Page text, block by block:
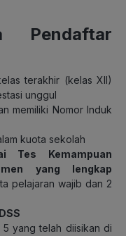
Pendaftar
terakhir (kelas XII)
unggul
memiliki Nomor Induk
kuota sekolah
Tes Kemampuan
yang lengkap
pelajaran wajib dan 2
5 yang telah diisikan di